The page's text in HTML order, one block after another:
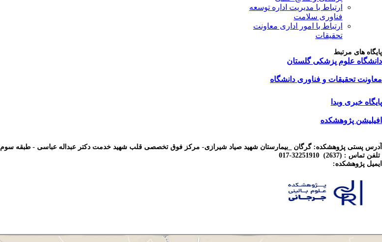
ارتباط با مدیریت اداره توسعه
فناوری سلامت
ارتباط با امور اداری معاونت
تحقیقات
پایگاه های مرتبط
دانشگاه علوم پزشکی گلستان
معاونت تحقیقات و فناوری دانشگاه
پایگاه خبری وبدا
افیلیشن پژوهشکده
آدرس پستی پژوهشکده: گرگان _بیمارستان شهید صیاد شیرازی- مرکز فوق تخصصی قلب شهید خدمت دکتر عبداله عباسی - طبقه سوم
تلفن تماس : (2637) 32251910-017
ایمیل پژوهشكده: